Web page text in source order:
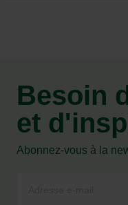
Besoin
et
Abonnez-vous à la